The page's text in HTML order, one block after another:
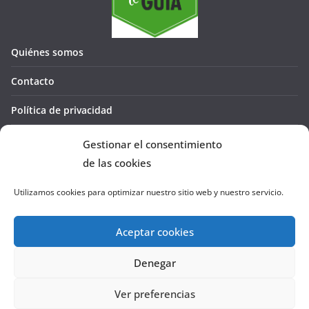
Gestionar el consentimiento
de las cookies
Utilizamos cookies para optimizar nuestro sitio web y nuestro servicio.
Aceptar cookies
Denegar
Ver preferencias
Quiénes somos
Contacto
Política de privacidad
Política de cookies (UE)
La Cañada te GUÍA
por ThemeGrill. Funciona con